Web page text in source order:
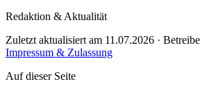
Redaktion & Aktualität
Zuletzt aktualisiert am 11.07.2026 ·
Impressum & Zulassung
Auf dieser Seite